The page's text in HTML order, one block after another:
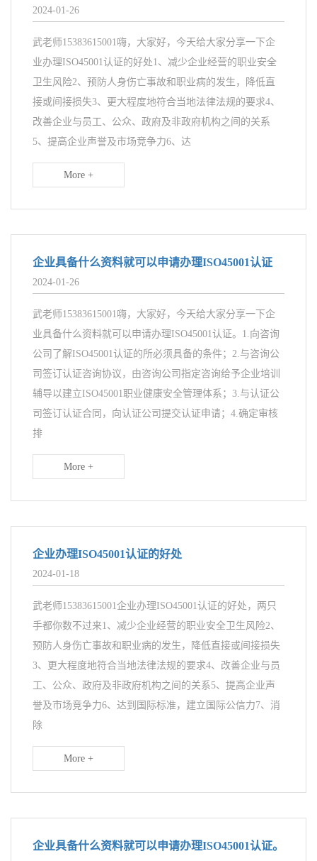
2024-01-26
武老师15383615001嗨，大家好，今天给大家分享一下企
业办理ISO45001认证的好处1、减少企业经营的职业安全
卫生风险2、预防人身伤亡事故和职业病的发生，降低直
接或间接损失3、更大程度地符合当地法律法规的要求4、
改善企业与员工、公众、政府及非政府机构之间的关系
5、提高企业声誉及市场竞争力6、达
More +
企业具备什么资料就可以申请办理ISO45001认证
2024-01-26
武老师15383615001嗨，大家好，今天给大家分享一下企
业具备什么资料就可以申请办理ISO45001认证。1.向咨询
公司了解ISO45001认证的所必须具备的条件；2.与咨询公
司签订认证咨询协议，由咨询公司指定咨询给予企业培训
辅导以建立ISO45001职业健康安全管理体系；3.与认证公
司签订认证合同，向认证公司提交认证申请；4.确定审核
排
More +
企业办理ISO45001认证的好处
2024-01-18
武老师15383615001企业办理ISO45001认证的好处，两只
手都你数不过来1、减少企业经营的职业安全卫生风险2、
预防人身伤亡事故和职业病的发生，降低直接或间接损失
3、更大程度地符合当地法律法规的要求4、改善企业与员
工、公众、政府及非政府机构之间的关系5、提高企业声
誉及市场竞争力6、达到国际标准，建立国际公信力7、消
除
More +
企业具备什么资料就可以申请办理ISO45001认证。